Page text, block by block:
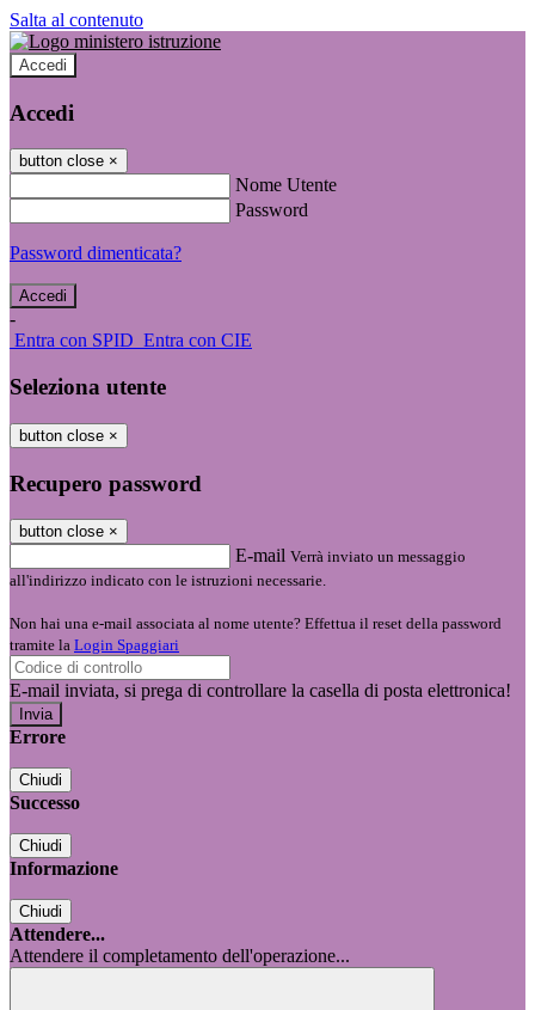
Salta al contenuto
Accedi
Accedi
button close ×
Nome Utente
Password
Password dimenticata?
-
Entra con SPID Entra con CIE
Seleziona utente
button close ×
Recupero password
button close ×
E-mail Verrà inviato un messaggio
all'indirizzo indicato con le istruzioni necessarie.
Non hai una e-mail associata al nome utente? Effettua il reset della password
tramite la Login Spaggiari
E-mail inviata, si prega di controllare la casella di posta elettronica!
Errore
Chiudi
Successo
Chiudi
Informazione
Chiudi
Attendere...
Attendere il completamento dell'operazione...